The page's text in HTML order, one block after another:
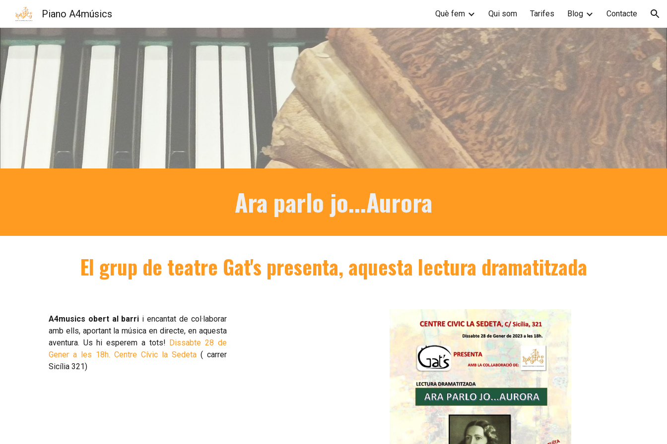
Skip to navigation
Piano A4músics Què fem Qui som Tarifes Blog Contacte
Ara parlo jo...Aurora
El grup de teatre Gat's presenta, aquesta lectura dramatitzada
A4musics obert al barri i encantat de col·laborar
amb ells, aportant la música en directe, en aquesta
aventura. Us hi esperem a tots! Dissabte 28 de
Gener a les 18h. Centre Cívic la Sedeta ( carrer
Sicília 321)